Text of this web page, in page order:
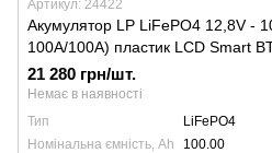
Артикул: 24422
Акумулятор LP LiFePO4 12,8V -
100A/100А) пластик LCD Smart
21 280 грн/шт.
Немає в наявності
Тип
LiFePO4
Номінальна ємність, Ah
100.00